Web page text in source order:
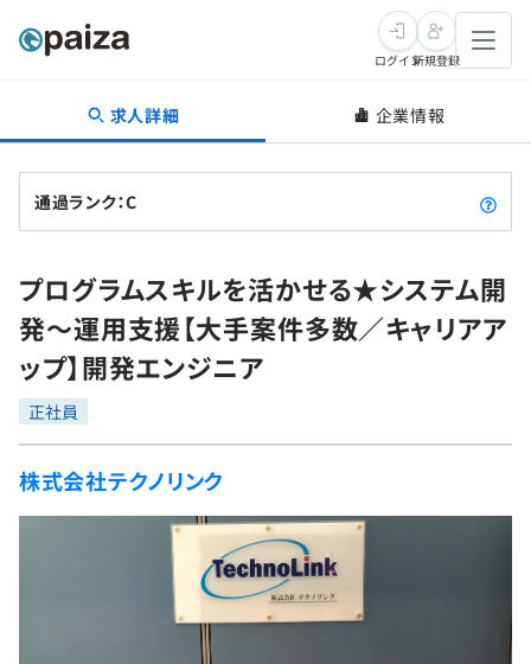
転職・キャリア
転職成功ガイド
転職エージェント
インタビュー
転職成功ガイド
新卒就活
求人検索
本選考
インターン
新卒エージェント
学習
問題集
4択課題
プログラミング言語
再チャレンジ結果一覧
ゲーム・マンガ
Tech Team Journal
paizaとは？
ログイン新規登録
求人詳細 企業情報
通過ランク：C
プログラムスキルを活かせる★システム開
発〜運用支援【大手案件多数／キャリアア
ップ】開発エンジニア
正社員
株式会社テクノリンク